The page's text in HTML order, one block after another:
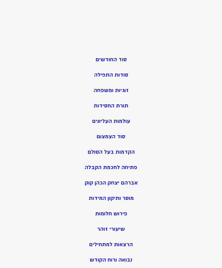
סוד החודשים
סודות התפילה
זוגיות ומשפחה
תורת החסידות
עולמות העליונים
סוד הצמצום
הקדמות בעל הסולם
פתיחה לחכמת הקבלה
אברהם יצחק הכהן קוק
מוסר ותיקון המידות
פירוש חלומות
שיעורי זוהר
הרצאות למתחילים
נבואה ורוח הקודש